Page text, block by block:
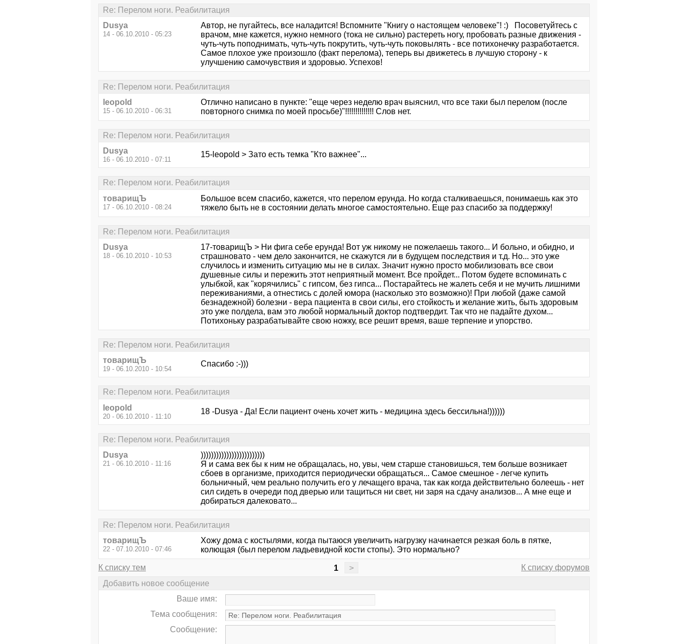
Re: Перелом ноги. Реабилитация
Dusya
14 - 06.10.2010 - 05:23
Автор, не пугайтесь, все наладится! Вспомните "Книгу о настоящем человеке"! :) Посоветуйтесь с
врачом, мне кажется, нужно немного (тока не сильно) растереть ногу, пробовать разные движения -
чуть-чуть поподнимать, чуть-чуть покрутить, чуть-чуть поковылять - все потихонечку разработается.
Самое плохое уже произошло (факт перелома), теперь вы движетесь в лучшую сторону - к
улучшению самочувствия и здоровью. Успехов!
Re: Перелом ноги. Реабилитация
leopold
15 - 06.10.2010 - 06:31
Отлично написано в пункте: "еще через неделю врач выяснил, что все таки был перелом (после
повторного снимка по моей просьбе)"!!!!!!!!!!!!!! Слов нет.
Re: Перелом ноги. Реабилитация
Dusya
16 - 06.10.2010 - 07:11
15-leopold > Зато есть темка "Кто важнее"...
Re: Перелом ноги. Реабилитация
товарищЪ
17 - 06.10.2010 - 08:24
Большое всем спасибо, кажется, что перелом ерунда. Но когда сталкиваешься, понимаешь как это
тяжело быть не в состоянии делать многое самостоятельно. Еще раз спасибо за поддержку!
Re: Перелом ноги. Реабилитация
Dusya
18 - 06.10.2010 - 10:53
17-товарищЪ > Ни фига себе ерунда! Вот уж никому не пожелаешь такого... И больно, и обидно, и
страшновато - чем дело закончится, не скажутся ли в будущем последствия и т.д. Но... это уже
случилось и изменить ситуацию мы не в силах. Значит нужно просто мобилизовать все свои
душевные силы и пережить этот неприятный момент. Все пройдет... Потом будете вспоминать с
улыбкой, как "корячились" с гипсом, без гипса... Постарайтесь не жалеть себя и не мучить лишними
переживаниями, а отнестись с долей юмора (насколько это возможно)! При любой (даже самой
безнадежной) болезни - вера пациента в свои силы, его стойкость и желание жить, быть здоровым
это уже полдела, вам это любой нормальный доктор подтвердит. Так что не падайте духом...
Потихоньку разрабатывайте свою ножку, все решит время, ваше терпение и упорство.
Re: Перелом ноги. Реабилитация
товарищЪ
19 - 06.10.2010 - 10:54
Спасибо :-)))
Re: Перелом ноги. Реабилитация
leopold
20 - 06.10.2010 - 11:10
18 -Dusya - Да! Если пациент очень хочет жить - медицина здесь бессильна!))))))
Re: Перелом ноги. Реабилитация
Dusya
21 - 06.10.2010 - 11:16
)))))))))))))))))))))))))
Я и сама век бы к ним не обращалась, но, увы, чем старше становишься, тем больше возникает
сбоев в организме, приходится периодически обращаться... Самое смешное - легче купить
больничный, чем реально получить его у лечащего врача, так как когда действительно болеешь - нет
сил сидеть в очереди под дверью или тащиться ни свет, ни заря на сдачу анализов... А мне еще и
добираться далековато...
Re: Перелом ноги. Реабилитация
товарищЪ
22 - 07.10.2010 - 07:46
Хожу дома с костылями, когда пытаюся увеличить нагрузку начинается резкая боль в пятке,
колющая (был перелом ладьевидной кости стопы). Это нормально?
К списку тем 1 >
К списку форумов
Добавить новое сообщение
Ваше имя:
Тема сообщения:
Сообщение: